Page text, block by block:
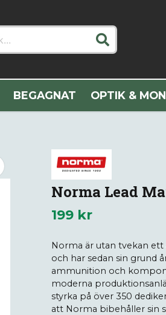
BEGAGNAT OPTIK &
Hagelammunition Norma Lead
Norma Lead
199 kr
Norma är utan tvekan ett
och har sedan sin grund
ammunition och
moderna
styrka på över 350
att Norma bibehåller sin